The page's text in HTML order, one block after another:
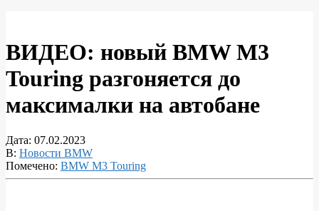
ВИДЕО: новый BMW M3
Touring разгоняется до
максималки на автобане
Дата: 07.02.2023
В: Новости BMW
Помечено: BMW M3 Touring